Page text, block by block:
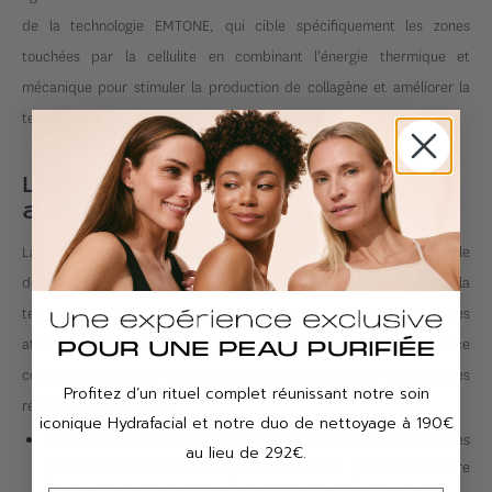
de la technologie EMTONE, qui cible spécifiquement les zones
touchées par la cellulite en combinant l'énergie thermique et
mécanique pour stimuler la production de collagène et améliorer la
texture de la peau.
L’EMTONE, LA technologie
anti-cellulite
La technologie anti-cellulite EMTONE est une avancée récente dans le
domaine de la réduction de la cellulite et de l'amélioration de la
texture de la peau. Conçue pour cibler spécifiquement les zones
affectées par la cellulite, EMTONE utilise une approche novatrice
combinant l'énergie thermique et mécanique pour obtenir des
résultats remarquables.
Énergie Thermique : EMTONE utilise des ondes radiofréquences
pour chauffer les couches profondes de la peau de manière
Profitez d’un rituel complet réunissant notre soin
iconique Hydrafacial et notre duo de nettoyage à 190€
au lieu de 292€.